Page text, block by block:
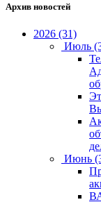
Архив новостей
2026 (31)
Июль
Июнь